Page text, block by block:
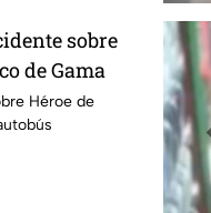
sobre
de Gama
Héroe de